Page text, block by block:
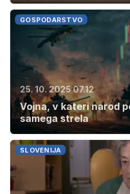
GOSPODARSTVO
25. 10. 2025 07.12
Vojna, v kateri narod
samega strela
SLOVENIJA